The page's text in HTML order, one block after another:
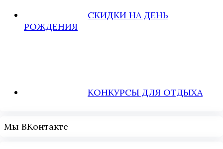
СКИДКИ НА ДЕНЬ
РОЖДЕНИЯ
КОНКУРСЫ ДЛЯ ОТДЫХА
Мы ВКонтакте